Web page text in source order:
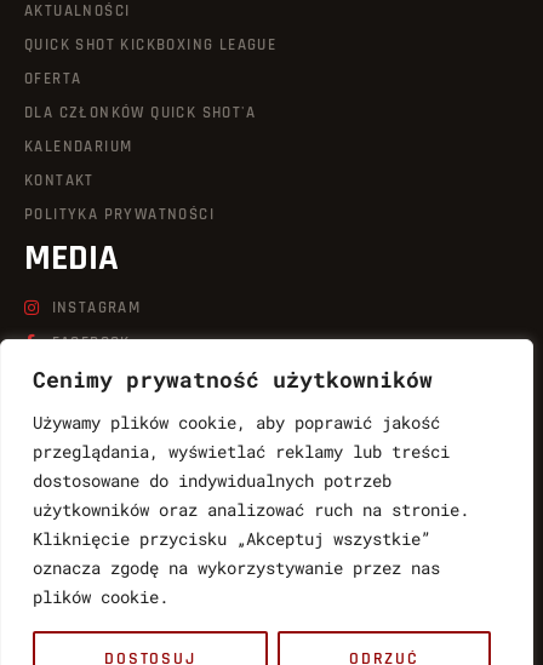
Cenimy prywatność użytkowników
Używamy plików cookie, aby poprawić jakość
przeglądania, wyświetlać reklamy lub treści
dostosowane do indywidualnych potrzeb
użytkowników oraz analizować ruch na stronie.
Kliknięcie przycisku „Akceptuj wszystkie”
oznacza zgodę na wykorzystywanie przez nas
plików cookie.
DOSTOSUJ ODRZUĆ
AKTUALNOŚCI
QUICK SHOT KICKBOXING LEAGUE
OFERTA
DLA CZŁONKÓW QUICK SHOT'A
KALENDARIUM
KONTAKT
POLITYKA PRYWATNOŚCI
MEDIA
INSTAGRAM
FACEBOOK
LINKEDIN
YOUTUBE
KONTAKT
LUKASZ.WABNIC@QUICKSHOT.COM.PL
888764997
783061017